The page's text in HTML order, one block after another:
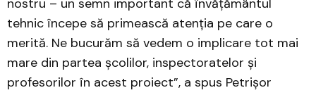
tehnic începe să primească atenția pe care o
merită. Ne bucurăm să vedem o implicare tot mai
mare din partea școlilor, inspectoratelor și
profesorilor în acest proiect”, a spus Petrișor